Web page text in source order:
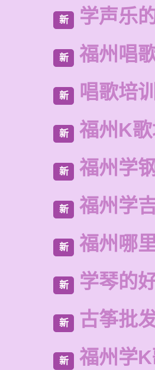
新 学声乐
新 福州唱
新 唱歌培
新 福州K
新 福州学
新 福州学
新 福州哪
新 学琴的
新 古筝批
新 福州学